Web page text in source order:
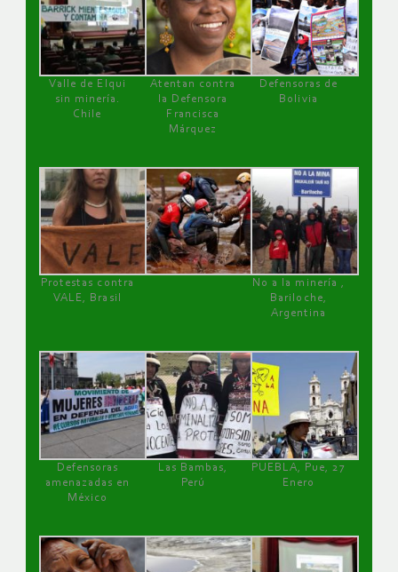
Valle de Elqui
sin minería.
Chile
Atentan contra
la Defensora
Francisca
Márquez
Defensoras de
Bolivia
Protestas contra
VALE, Brasil
No a la minería ,
Bariloche,
Argentina
Defensoras
amenazadas en
México
Las Bambas,
Perú
PUEBLA, Pue, 27
Enero